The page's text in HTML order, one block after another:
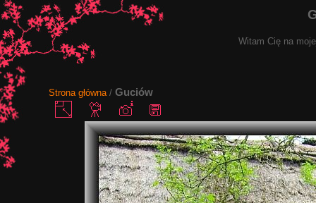
Witam Cię na
Strona główna/ Guciów